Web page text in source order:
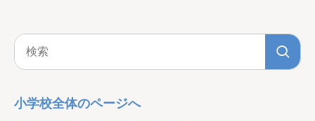
小学校全体のページへ